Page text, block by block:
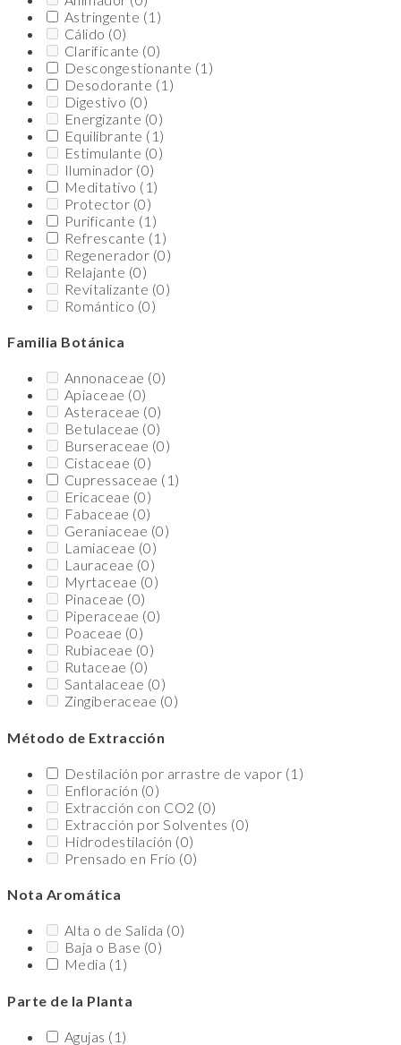
Astringente (1)
Cálido (0)
Clarificante (0)
Descongestionante (1)
Desodorante (1)
Digestivo (0)
Energizante (0)
Equilibrante (1)
Estimulante (0)
Iluminador (0)
Meditativo (1)
Protector (0)
Purificante (1)
Refrescante (1)
Regenerador (0)
Relajante (0)
Revitalizante (0)
Romántico (0)
Familia Botánica
Annonaceae (0)
Apiaceae (0)
Asteraceae (0)
Betulaceae (0)
Burseraceae (0)
Cistaceae (0)
Cupressaceae (1)
Ericaceae (0)
Fabaceae (0)
Geraniaceae (0)
Lamiaceae (0)
Lauraceae (0)
Myrtaceae (0)
Pinaceae (0)
Piperaceae (0)
Poaceae (0)
Rubiaceae (0)
Rutaceae (0)
Santalaceae (0)
Zingiberaceae (0)
Método de Extracción
Destilación por arrastre de vapor (1)
Enfloración (0)
Extracción con CO2 (0)
Extracción por Solventes (0)
Hidrodestilación (0)
Prensado en Frío (0)
Nota Aromática
Alta o de Salida (0)
Baja o Base (0)
Media (1)
Parte de la Planta
Agujas (1)